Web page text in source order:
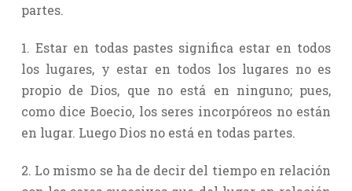
partes.
1. Estar en todas pastes significa estar en todos
los lugares, y estar en todos los lugares no es
propio de Dios, que no está en ninguno; pues,
como dice Boecio, los seres incorpóreos no están
en lugar. Luego Dios no está en todas partes.
2. Lo mismo se ha de decir del tiempo en relación